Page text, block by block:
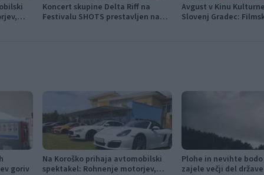
Koncert skupine Delta Riff na
Festivalu SHOTS prestavljen na
Avgust v Kinu
Slovenj Gradec:
goriv
Na Koroško prihaja avtomobilski
spektakel: Rohnenje motorjev,
Plohe in nevihte
zajele večji del države